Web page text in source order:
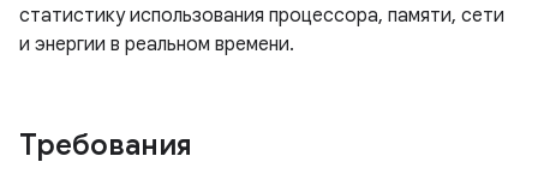
статистику использования процессора, памяти, сети
и энергии в реальном времени.
Требования